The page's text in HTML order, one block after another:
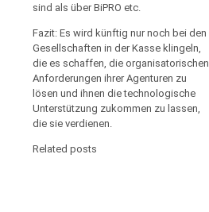
sind als über BiPRO etc.
Fazit: Es wird künftig nur noch bei den
Gesellschaften in der Kasse klingeln,
die es schaffen, die organisatorischen
Anforderungen ihrer Agenturen zu
lösen und ihnen die technologische
Unterstützung zukommen zu lassen,
die sie verdienen.
Related posts